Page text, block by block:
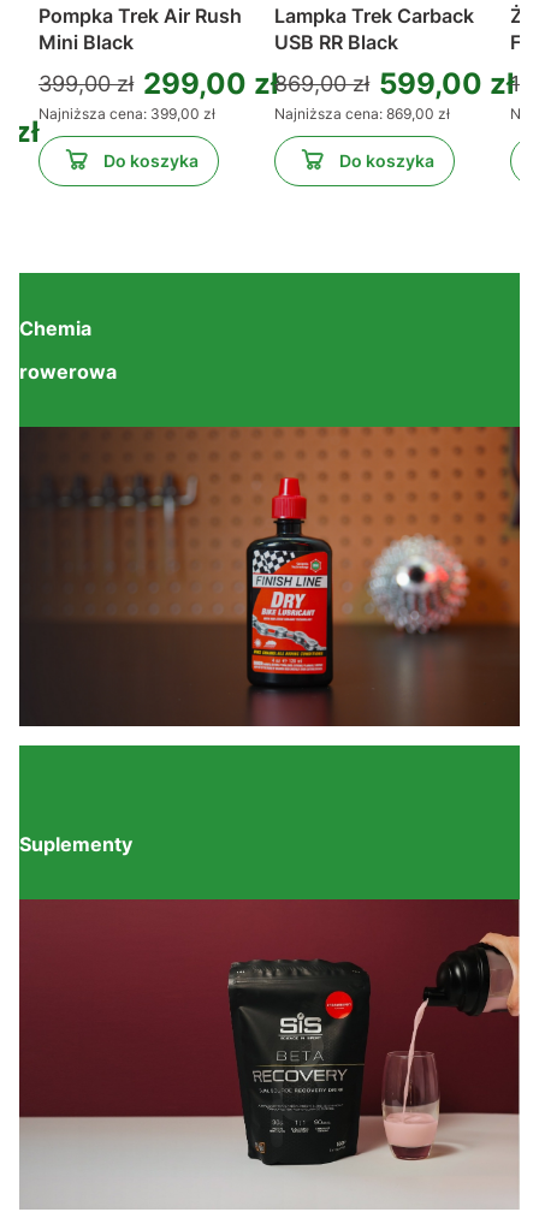
zł
Pompka Trek Air Rush
Mini Black
399,00 zł 299,00 zł
Najniższa cena: 399,00 zł
Do koszyka
Lampka Trek Carback
USB RR Black
869,00 zł 599,00 zł
Najniższa cena: 869,00 zł
Do koszyka
Chemia
rowerowa
Suplementy